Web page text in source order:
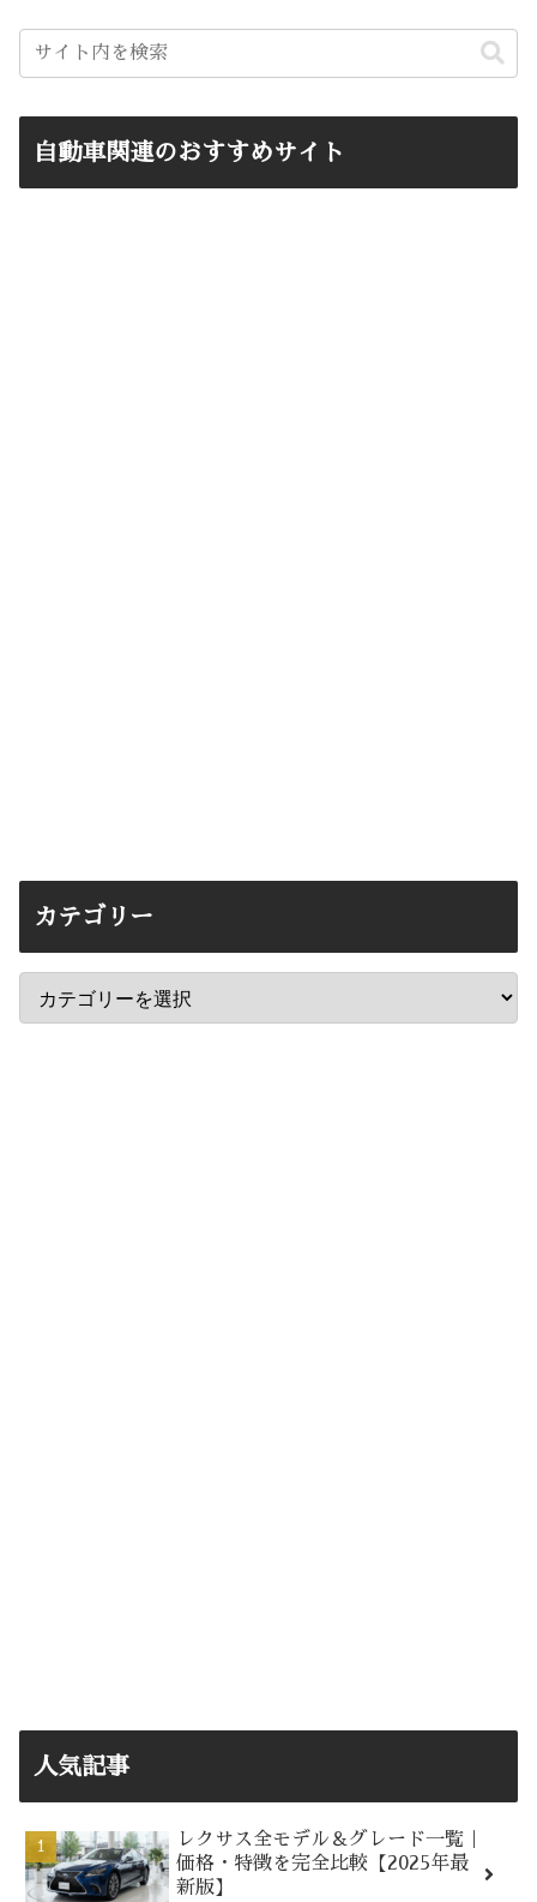
自動車関連のおすすめサイト
カテゴリー
人気記事
レクサス全モデル＆グレード一覧｜
価格・特徴を完全比較【2025年最
新版】